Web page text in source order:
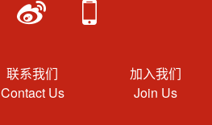
联系我们
Contact Us
加入我们
Join Us